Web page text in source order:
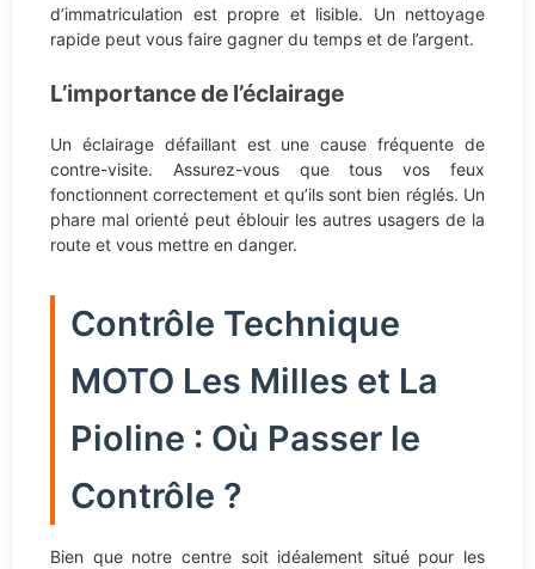
d’immatriculation est propre et lisible. Un nettoyage
rapide peut vous faire gagner du temps et de l’argent.
L’importance de l’éclairage
Un éclairage défaillant est une cause fréquente de
contre-visite. Assurez-vous que tous vos feux
fonctionnent correctement et qu’ils sont bien réglés. Un
phare mal orienté peut éblouir les autres usagers de la
route et vous mettre en danger.
Contrôle Technique
MOTO Les Milles et La
Pioline : Où Passer le
Contrôle ?
Bien que notre centre soit idéalement situé pour les